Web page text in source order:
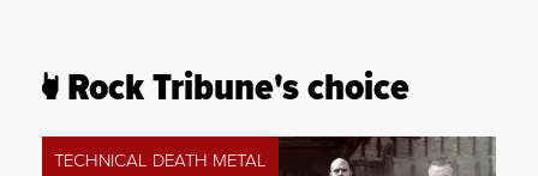
Rock Tribune's choice
TECHNICAL DEATH METAL